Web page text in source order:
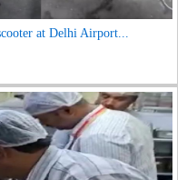
at Delhi Airport...